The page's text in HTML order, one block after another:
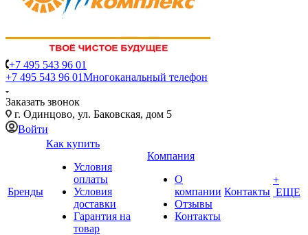
+7 495 543 96 01
+7 495 543 96 01Многоканальный телефон
Заказать звонок
г. Одинцово, ул. Баковская, дом 5
Войти
Бренды
Как купить
Условия
оплаты
Условия
доставки
Гарантия на
товар
Компания
О
компании
Отзывы
Контакты
Контакты
+
ЕЩЕ